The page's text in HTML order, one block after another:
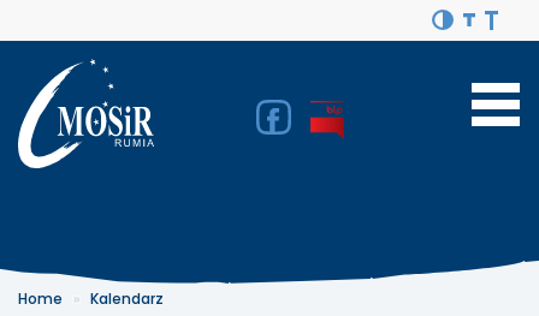
Home
Kalendarz